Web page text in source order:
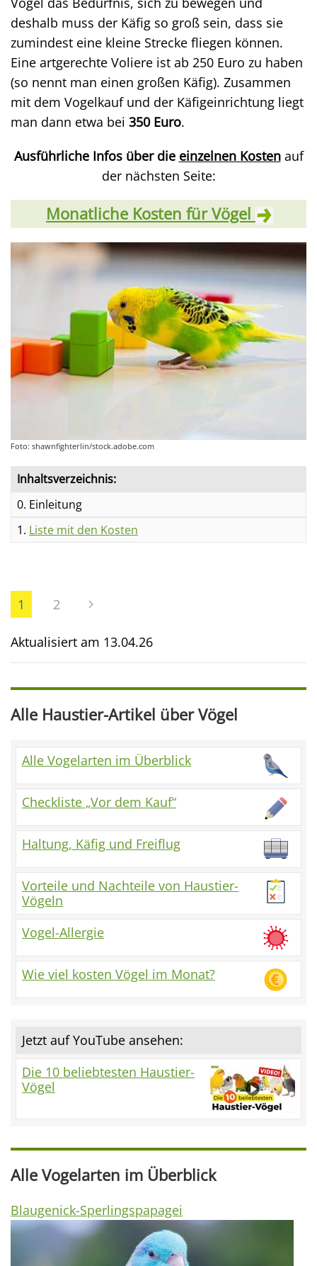
deshalb muss der Käfig so groß sein, dass sie
zumindest eine kleine Strecke fliegen können.
Eine artgerechte Voliere ist ab 250 Euro zu haben
(so nennt man einen großen Käfig). Zusammen
mit dem Vogelkauf und der Käfigeinrichtung liegt
man dann etwa bei 350 Euro.
Ausführliche Infos über die einzelnen Kostenauf
der nächsten Seite:
Monatliche Kosten für Vögel
Foto: shawnfighterlin/stock.adobe.com
Inhaltsverzeichnis:
0. Einleitung
1. Liste mit den Kosten
1 2
Aktualisiert am 13.04.26
Alle Haustier-Artikel über Vögel
Alle Vogelarten im Überblick
Checkliste „Vor dem Kauf“
Haltung, Käfig und Freiflug
Vorteile und Nachteile von Haustier-
Vögeln
Vogel-Allergie
Wie viel kosten Vögel im Monat?
Jetzt auf YouTube ansehen:
Die 10 beliebtesten Haustier-
Vögel
Alle Vogelarten im Überblick
Blaugenick-Sperlingspapagei